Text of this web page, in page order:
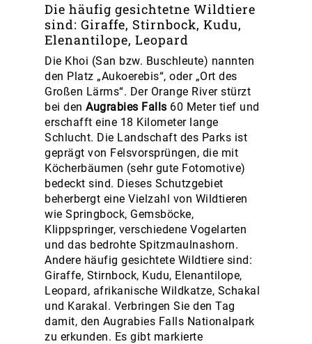
Die häufig gesichtetne Wildtiere
sind: Giraffe, Stirnbock, Kudu,
Elenantilope, Leopard
Die Khoi (San bzw. Buschleute) nannten
den Platz „Aukoerebis“, oder „Ort des
Großen Lärms“. Der Orange River stürzt
bei denAugrabies Falls 60 Meter tief und
erschafft eine 18 Kilometer lange
Schlucht. Die Landschaft des Parks ist
geprägt von Felsvorsprüngen, die mit
Köcherbäumen (sehr gute Fotomotive)
bedeckt sind. Dieses Schutzgebiet
beherbergt eine Vielzahl von Wildtieren
wie Springbock, Gemsböcke,
Klippspringer, verschiedene Vogelarten
und das bedrohte Spitzmaulnashorn.
Andere häufig gesichtete Wildtiere sind:
Giraffe, Stirnbock, Kudu, Elenantilope,
Leopard, afrikanische Wildkatze, Schakal
und Karakal. Verbringen Sie den Tag
damit, den Augrabies Falls Nationalpark
zu erkunden. Es gibt markierte